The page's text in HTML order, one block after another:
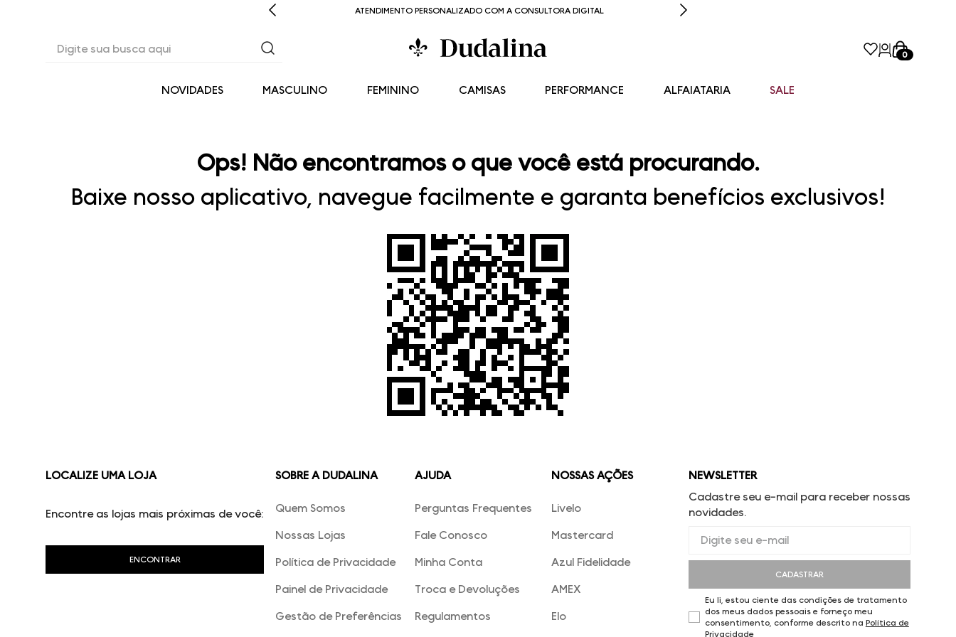
ATENDIMENTO PERSONALIZADO COM A CONSULTORA DIGITAL
0
NOVIDADES MASCULINO FEMININO CAMISAS PERFORMANCE ALFAIATARIA SALE
Ops! Não encontramos o que você está procurando.
Baixe nosso aplicativo, navegue facilmente e garanta benefícios exclusivos!
LOCALIZE UMA LOJA
Encontre as lojas mais próximas de você:
SOBRE A DUDALINA
Quem Somos
Nossas Lojas
Política de Privacidade
Painel de Privacidade
Gestão de Preferências
AJUDA
Perguntas Frequentes
Fale Conosco
Minha Conta
Troca e Devoluções
Regulamentos
NOSSAS AÇÕES
Livelo
Mastercard
Azul Fidelidade
AMEX
Elo
NEWSLETTER
Cadastre seu e-mail para receber nossas
novidades.
CADASTRAR
Eu li, estou ciente das condições de tratamento
dos meus dados pessoais e forneço meu
consentimento, conforme descrito na Política de
Privacidade